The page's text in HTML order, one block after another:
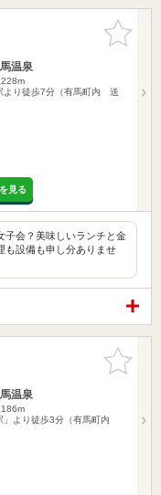
お気に入
りに追加
温泉
り徒歩7分（有馬町内 送
見る
子会？美味しいランチと金
も設備も申し分ありませ
お気に入
りに追加
温泉
」より徒歩3分（有馬町内